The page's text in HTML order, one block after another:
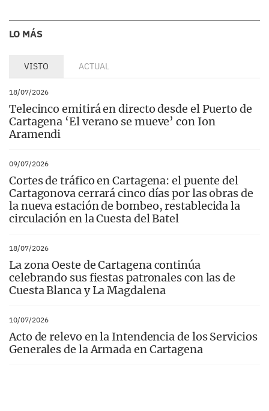
LO MÁS
VISTO ACTUAL
18/07/2026
Telecinco emitirá en directo desde el Puerto de
Cartagena ‘El verano se mueve’ con Ion
Aramendi
09/07/2026
Cortes de tráfico en Cartagena: el puente del
Cartagonova cerrará cinco días por las obras de
la nueva estación de bombeo, restablecida la
circulación en la Cuesta del Batel
18/07/2026
La zona Oeste de Cartagena continúa
celebrando sus fiestas patronales con las de
Cuesta Blanca y La Magdalena
10/07/2026
Acto de relevo en la Intendencia de los Servicios
Generales de la Armada en Cartagena